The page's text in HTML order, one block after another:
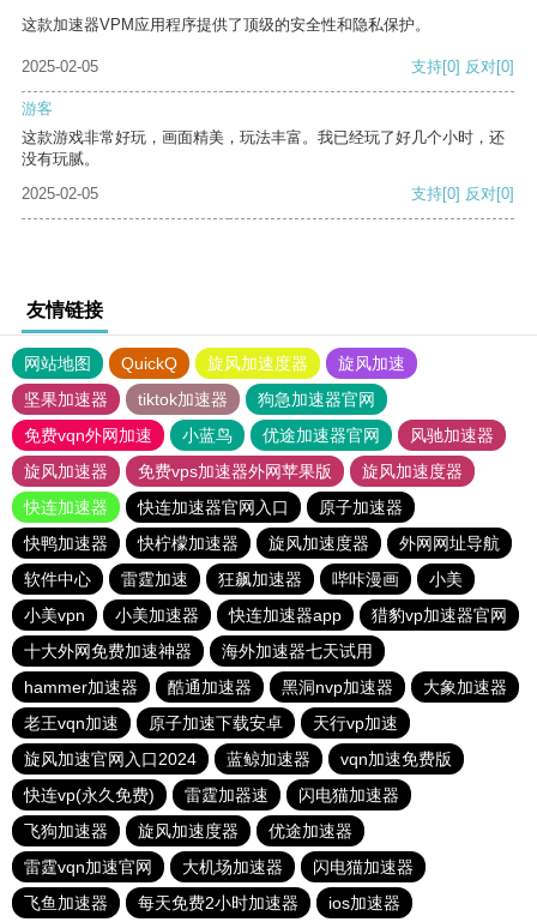
这款加速器VPM应用程序提供了顶级的安全性和隐私保护。
2025-02-05 支持[0] 反对[0]
游客
这款游戏非常好玩，画面精美，玩法丰富。我已经玩了好几个小时，还
没有玩腻。
2025-02-05
支持[0] 反对[0]
友情链接
网站地图 QuickQ 旋风加速度器
旋风加速
坚果加速器
tiktok加速器
狗急加速器官网
免费vqn外网加速
小蓝鸟 优途加速器官网
风驰加速器
旋风加速器
免费vps加速器外网苹果版
旋风加速度器
快连加速器
快连加速器官网入口
原子加速器
快鸭加速器
快柠檬加速器 旋风加速度器
外网网址导航
软件中心
雷霆加速 狂飙加速器 哔咔漫画
小美
小美vpn
小美加速器 快连加速器app
猎豹vp加速器官网
十大外网免费加速神器
海外加速器七天试用
hammer加速器
酷通加速器 黑洞nvp加速器
大象加速器
老王vqn加速
原子加速下载安卓
天行vp加速
旋风加速官网入口2024
蓝鲸加速器
vqn加速免费版
快连vp(永久免费)
雷霆加器速
闪电猫加速器
飞狗加速器
旋风加速度器
优途加速器
雷霆vqn加速官网
大机场加速器
闪电猫加速器
飞鱼加速器
每天免费2小时加速器 ios加速器